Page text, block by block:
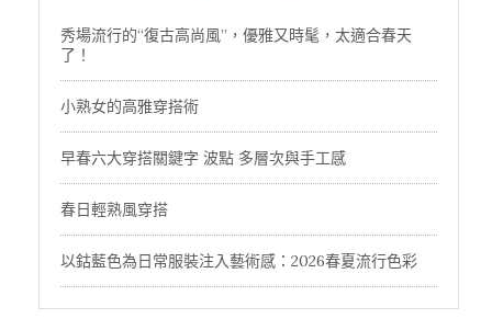
秀場流行的“復古高尚風”，優雅又時髦，太適合春天
了！
小熟女的高雅穿搭術
早春六大穿搭關鍵字 波點 多層次與手工感
春日輕熟風穿搭
以鈷藍色為日常服裝注入藝術感：2026春夏流行色彩